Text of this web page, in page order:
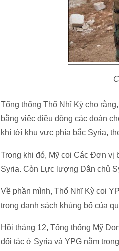
Tổng thống Thổ Nhĩ Kỳ cho
bằng việc điều động các đoàn
khí tới khu vực phía bắc Syria,
Trong khi đó, Mỹ coi Các Đơn vị
Syria. Còn Lực lượng Dân chủ
Về phần mình, Thổ Nhĩ Kỳ coi
trong danh sách khủng bố của
Hồi tháng 12, Tổng thống Mỹ
đối tác ở Syria và YPG nằm